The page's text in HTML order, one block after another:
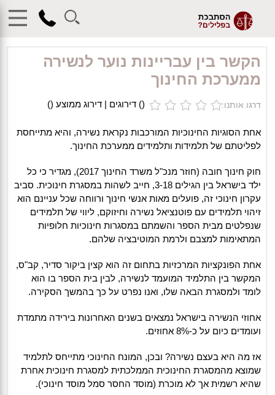
הקשר בין עבריינות נוער לנשירה
ממערכת החינוך
דרגו אותנו: () דירוגים | דירוג ממוצע ()
אחת הסוגיות החינוכיות המורכבות נקראת נשירה, והיא מתייחסת
לפליטתם של תלמידות ותלמידים ממערכת החינוך.
חוק חינוך חובה (חוזר מנכ"ל משרד החינוך 2017), מגדיר כי כל
ילד בישראל בין הגילים 3-18, חייב לשהות במסגרת חינוכית. סביב
עקרון חינוכי זה, פועלים מאות אנשי חינוך ורווחה שכל עניינם הוא
זיהוי תלמידים עם פוטנציאל נשירה וחיזוקם, ליווי של תלמידים
שנפלטים מבית הספר והשמתם במסגרות חינוכיות חלופיות
המתאימות למצבם ולרמת המוטיבציה שלהם.
אחת הפונקציות המרכזיות בתחום זה הוא קצין ביקור סדיר, קב"ס,
המקשר בין התלמיד המועמד לנשירה, לבין בית הספר בו הוא
לומד ולמסגרת הבאה שלו, ואנו נפרט על כך בהמשך הסקירה.
אחוזי הנשירה בישראל נמצאים בשנים האחרונות בירידה מתמדת
ועומדים כיום על כ-8% אחוזים.
אז מה היא בעצם נשירה? ובכן, המונח החינוכי מתייחס לתלמיד
שמוצא מהמסגרת החינוכית הממלכתית למסגרת חינוכית אחרת
שהיא רשמית אך לא מוכרת (מוסד החסר סמל מוסד חינוכי).
TEST